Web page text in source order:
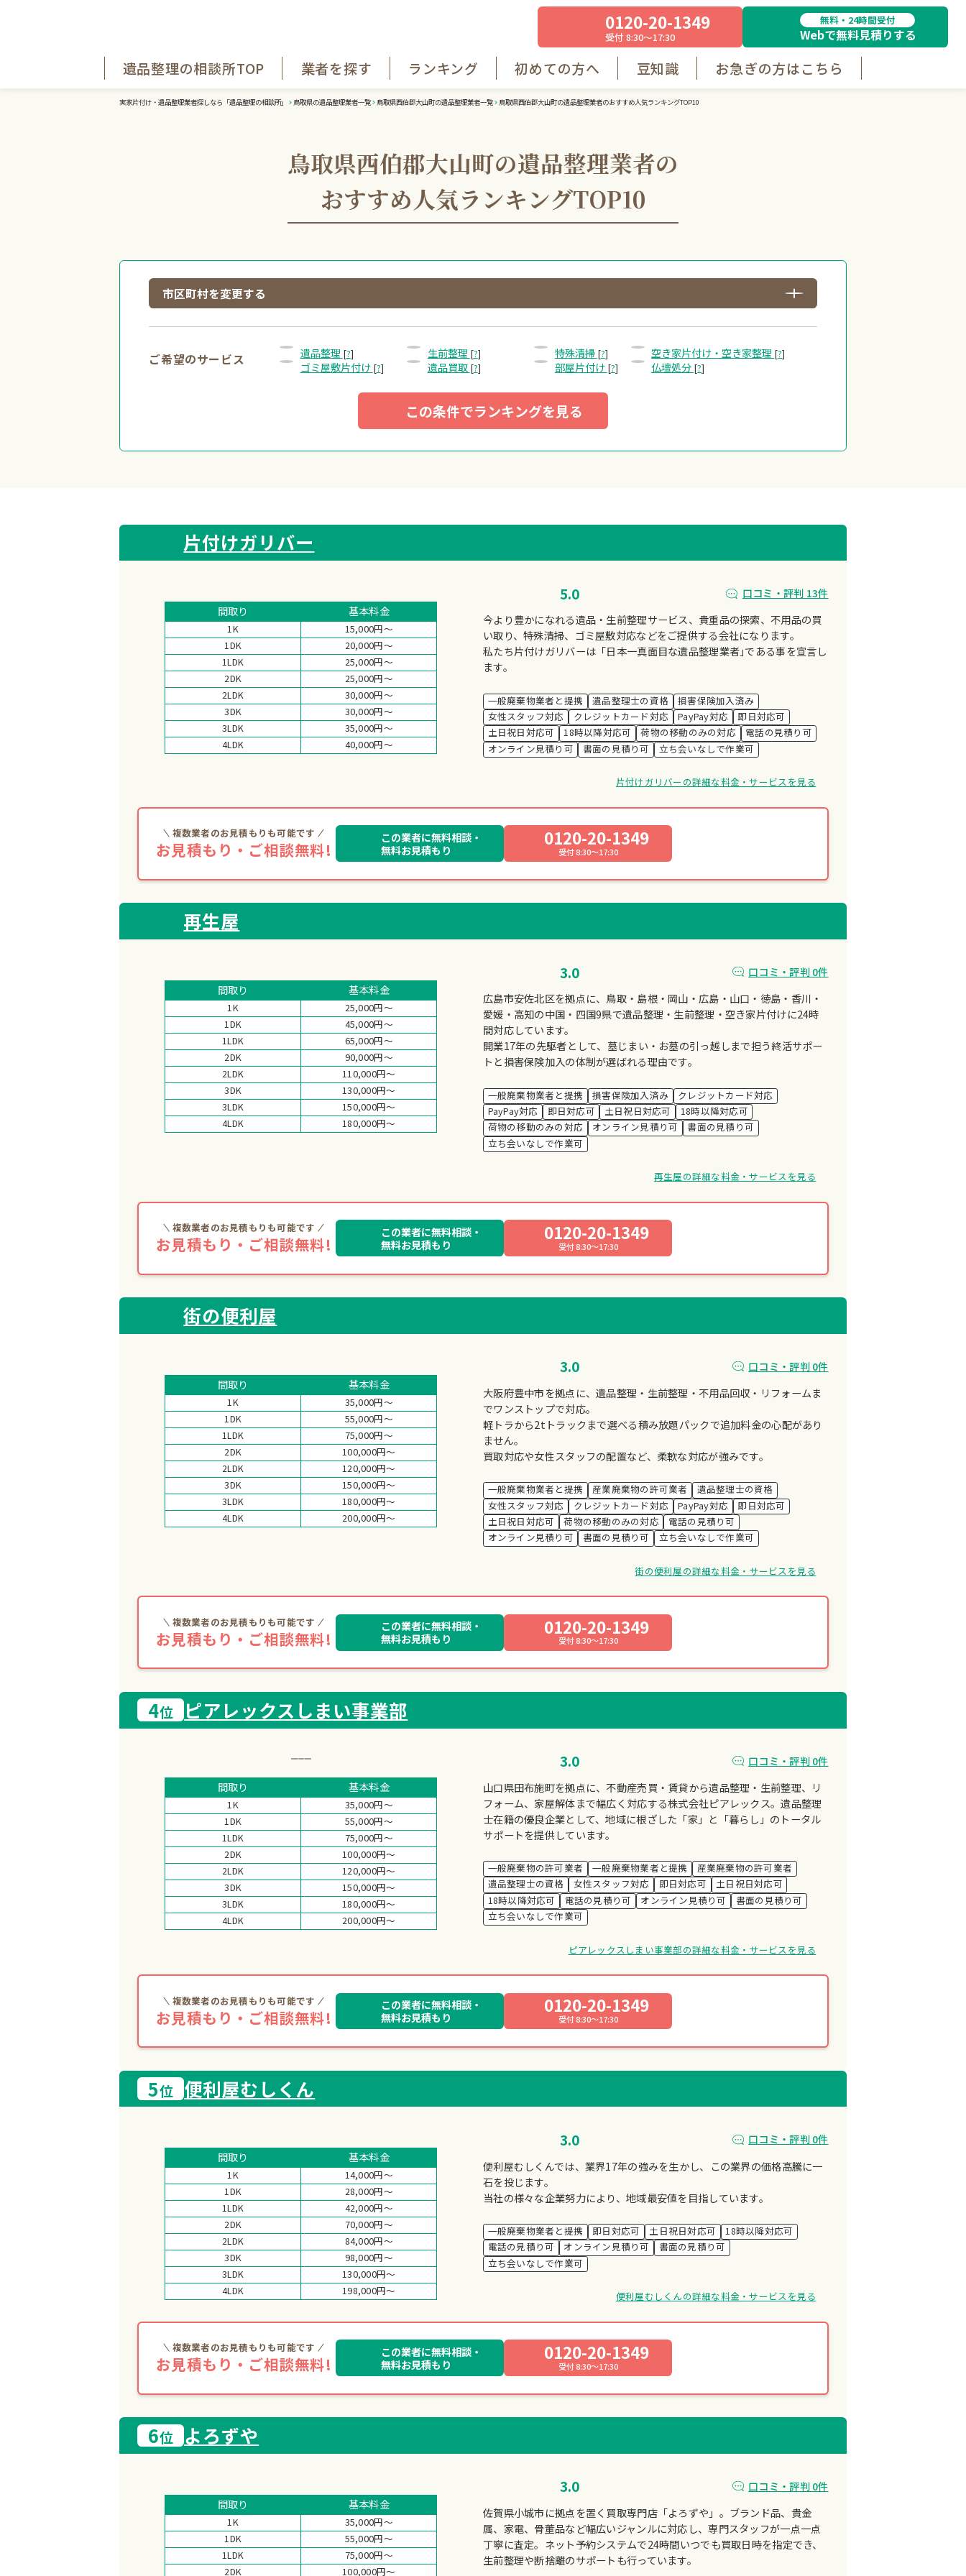
0120-20-1349
受付 8:30～17:30
無料・24時間受付
Webで無料見積りする
遺品整理の相談所TOP 業者を探す ランキング 初めての方へ 豆知識 お急ぎの方はこちら
実家片付け・遺品整理業者探しなら「遺品整理の相談所」 鳥取県の遺品整理業者一覧 鳥取県西伯郡大山町の遺品整理業者一覧 鳥取県西伯郡大山町の遺品整理業者のおすすめ人気ランキングTOP10
鳥取県西伯郡大山町の遺品整理業者の
おすすめ人気ランキングTOP10
市区町村を変更する
ご希望のサービス 遺品整理 [?] 生前整理 [?] 特殊清掃 [?] 空き家片付け・空き家整理 [?]
ゴミ屋敷片付け [?] 遺品買取 [?] 部屋片付け [?] 仏壇処分 [?]
この条件でランキングを見る
片付けガリバー
間取り 基本料金
1K
15,000円～
1DK
20,000円～
1LDK
25,000円～
2DK
25,000円～
2LDK
30,000円～
3DK
30,000円～
3LDK
35,000円～
4LDK
40,000円～
5.0
口コミ・評判 13件
今より豊かになれる遺品・生前整理サービス、貴重品の探索、不用品の買
い取り、特殊清掃、ゴミ屋敷対応などをご提供する会社になります。
私たち片付けガリバーは「日本一真面目な遺品整理業者｣である事を宣言し
ます。
一般廃棄物業者と提携 遺品整理士の資格
損害保険加入済み
女性スタッフ対応
クレジットカード対応 PayPay対応
即日対応可
土日祝日対応可
18時以降対応可 荷物の移動のみの対応
電話の見積り可
オンライン見積り可
書面の見積り可 立ち会いなしで作業可
片付けガリバーの詳細な料金・サービスを見る
複数業者のお見積もりも可能です
お見積もり・ご相談無料!
0120-20-1349
受付 8:30～17:30
この業者に無料相談・
無料お見積もり
再生屋
間取り 基本料金
1K
25,000円～
1DK
45,000円～
1LDK
65,000円～
2DK
90,000円～
2LDK
110,000円～
3DK
130,000円～
3LDK
150,000円～
4LDK
180,000円～
3.0
口コミ・評判 0件
広島市安佐北区を拠点に、鳥取・島根・岡山・広島・山口・徳島・香川・
愛媛・高知の中国・四国9県で遺品整理・生前整理・空き家片付けに24時
間対応しています。
開業17年の先駆者として、墓じまい・お墓の引っ越しまで担う終活サポー
トと損害保険加入の体制が選ばれる理由です。
一般廃棄物業者と提携 損害保険加入済み
クレジットカード対応
PayPay対応
即日対応可 土日祝日対応可
18時以降対応可
荷物の移動のみの対応
オンライン見積り可
書面の見積り可
立ち会いなしで作業可
再生屋の詳細な料金・サービスを見る
複数業者のお見積もりも可能です
お見積もり・ご相談無料!
0120-20-1349
受付 8:30～17:30
この業者に無料相談・
無料お見積もり
街の便利屋
間取り 基本料金
1K
35,000円～
1DK
55,000円～
1LDK
75,000円～
2DK
100,000円～
2LDK
120,000円～
3DK
150,000円～
3LDK
180,000円～
4LDK
200,000円～
3.0
口コミ・評判 0件
大阪府豊中市を拠点に、遺品整理・生前整理・不用品回収・リフォームま
でワンストップで対応。
軽トラから2tトラックまで選べる積み放題パックで追加料金の心配があり
ません。
買取対応や女性スタッフの配置など、柔軟な対応が強みです。
一般廃棄物業者と提携 産業廃棄物の許可業者
遺品整理士の資格
女性スタッフ対応
クレジットカード対応 PayPay対応
即日対応可
土日祝日対応可
荷物の移動のみの対応
電話の見積り可
オンライン見積り可
書面の見積り可 立ち会いなしで作業可
街の便利屋の詳細な料金・サービスを見る
複数業者のお見積もりも可能です
お見積もり・ご相談無料!
0120-20-1349
受付 8:30～17:30
この業者に無料相談・
無料お見積もり
4位 ピアレックスしまい事業部
間取り 基本料金
1K
35,000円～
1DK
55,000円～
1LDK
75,000円～
2DK
100,000円～
2LDK
120,000円～
3DK
150,000円～
3LDK
180,000円～
4LDK
200,000円～
3.0
口コミ・評判 0件
山口県田布施町を拠点に、不動産売買・賃貸から遺品整理・生前整理、リ
フォーム、家屋解体まで幅広く対応する株式会社ピアレックス。遺品整理
士在籍の優良企業として、地域に根ざした「家」と「暮らし」のトータル
サポートを提供しています。
一般廃棄物の許可業者 一般廃棄物業者と提携
産業廃棄物の許可業者
遺品整理士の資格
女性スタッフ対応 即日対応可
土日祝日対応可
18時以降対応可
電話の見積り可 オンライン見積り可
書面の見積り可
立ち会いなしで作業可
ピアレックスしまい事業部の詳細な料金・サービスを見る
複数業者のお見積もりも可能です
お見積もり・ご相談無料!
0120-20-1349
受付 8:30～17:30
この業者に無料相談・
無料お見積もり
5位 便利屋むしくん
間取り 基本料金
1K
14,000円～
1DK
28,000円～
1LDK
42,000円～
2DK
70,000円～
2LDK
84,000円～
3DK
98,000円～
3LDK
130,000円～
4LDK
198,000円～
3.0
口コミ・評判 0件
便利屋むしくんでは、業界17年の強みを生かし、この業界の価格高騰に一
石を投じます。
当社の様々な企業努力により、地域最安値を目指しています。
一般廃棄物業者と提携 即日対応可 土日祝日対応可
18時以降対応可
電話の見積り可
オンライン見積り可
書面の見積り可
立ち会いなしで作業可
便利屋むしくんの詳細な料金・サービスを見る
複数業者のお見積もりも可能です
お見積もり・ご相談無料!
0120-20-1349
受付 8:30～17:30
この業者に無料相談・
無料お見積もり
6位 よろずや
間取り 基本料金
1K
35,000円～
1DK
55,000円～
1LDK
75,000円～
2DK
100,000円～
3.0
口コミ・評判 0件
佐賀県小城市に拠点を置く買取専門店「よろずや」。ブランド品、貴金
属、家電、骨董品など幅広いジャンルに対応し、専門スタッフが一点一点
丁寧に査定。ネット予約システムで24時間いつでも買取日時を指定でき、
生前整理や断捨離のサポートも行っています。